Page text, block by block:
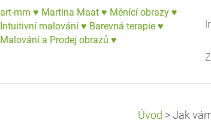
art-mm ♥ Martina Maat ♥ Měnící obrazy ♥
Intuitivní malování ♥ Barevná terapie ♥
Malování a Prodej obrazů ♥
Úvod > Jak